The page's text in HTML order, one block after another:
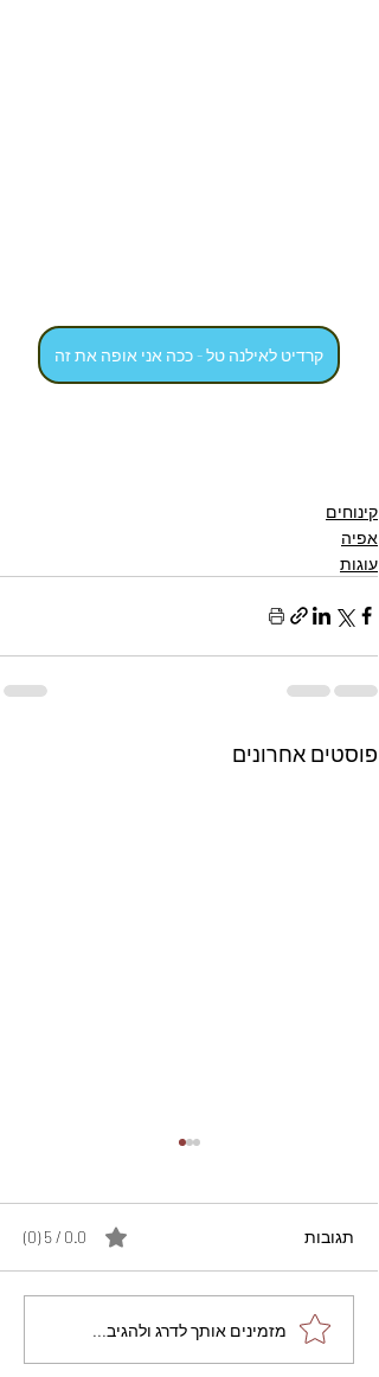
קרדיט לאילנה טל - ככה אני אופה את זה
קינוחים
אפיה
עוגות
פוסטים אחרונים
מתכון מנצח עוגת מייפל
שוקולד בחושה וקלה - זיוה
תגובות 0.0 / 5 ‏(0)
מזמינים אותך לדרג ולהגיב...